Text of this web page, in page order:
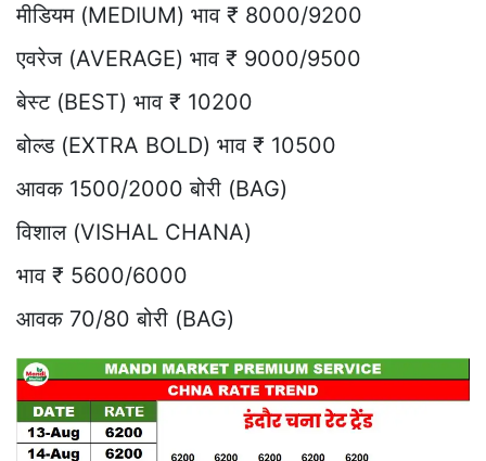
मीडियम (MEDIUM) भाव ₹ 8000/9200
एवरेज (AVERAGE) भाव ₹ 9000/9500
बेस्ट (BEST) भाव ₹ 10200
बोल्ड (EXTRA BOLD) भाव ₹ 10500
आवक 1500/2000 बोरी (BAG)
विशाल (VISHAL CHANA)
भाव ₹ 5600/6000
आवक 70/80 बोरी (BAG)